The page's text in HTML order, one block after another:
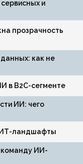
и
прозрачность
как не
в B2C-сегменте
ИИ: чего
ИТ-ландшафты
команду ИИ-